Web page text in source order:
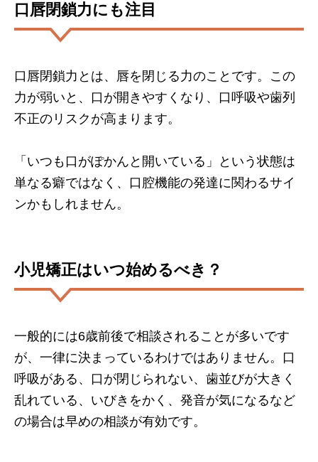
口唇閉鎖力にも注目
口唇閉鎖力とは、唇を閉じる力のことです。この
力が弱いと、口が開きやすくなり、口呼吸や歯列
不正のリスクが高まります。
「いつも口がぽかんと開いている」という状態は
単なる癖ではなく、口腔機能の発達に関わるサイ
ンかもしれません。
小児矯正はいつ始めるべき？
一般的には6歳前後で相談されることが多いです
が、一律に決まっているわけではありません。口
呼吸がある、口が閉じられない、歯並びが大きく
乱れている、いびきをかく、発音が気になるなど
の場合は早めの相談が有効です。